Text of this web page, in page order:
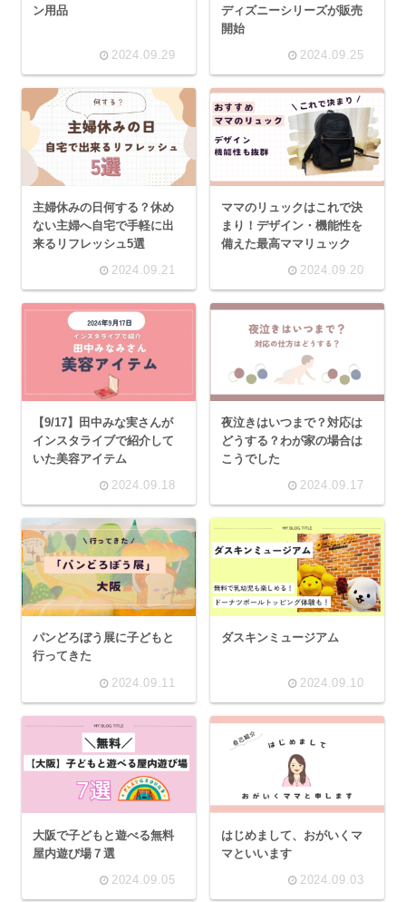
ン用品
2024.09.29
ディズニーシリーズが販売
開始
2024.09.25
主婦休みの日何する？休め
ない主婦へ自宅で手軽に出
来るリフレッシュ5選
2024.09.21
ママのリュックはこれで決
まり！デザイン・機能性を
備えた最高ママリュック
2024.09.20
【9/17】田中みな実さんが
インスタライブで紹介して
いた美容アイテム
2024.09.18
夜泣きはいつまで？対応は
どうする？わが家の場合は
こうでした
2024.09.17
パンどろぼう展に子どもと
行ってきた
2024.09.11
ダスキンミュージアム
2024.09.10
大阪で子どもと遊べる無料
屋内遊び場７選
2024.09.05
はじめまして、おがいくマ
マといいます
2024.09.03